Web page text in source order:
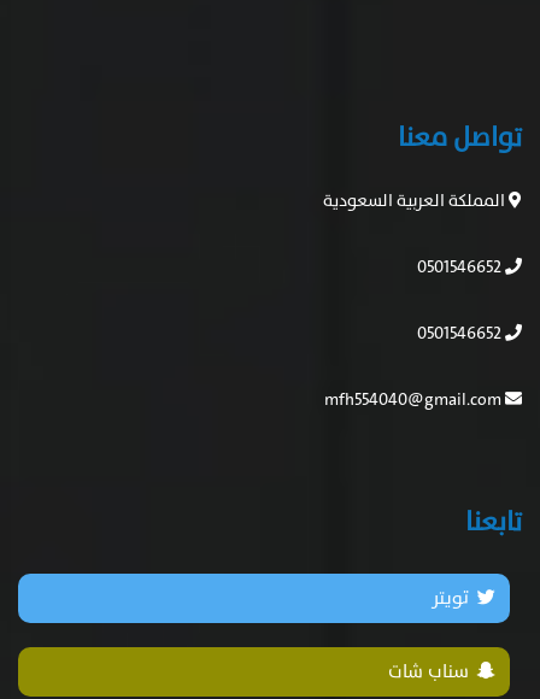
تواصل معنا
المملكة العربية السعودية
تابعنا
تويتر
سناب شات